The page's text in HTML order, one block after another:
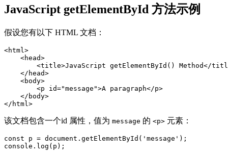
JavaScript getElementById 方法示例
假设您有以下 HTML 文档：
<html>
    <head>
<title>JavaScript getElementById() Method</
    </head>
    <body>
        <p id="message">A paragraph</p>
    </body>
</html>
该文档包含一个id 属性，值为 message 的 <p> 元素：
const p = document.getElementById('message');
console.log(p);